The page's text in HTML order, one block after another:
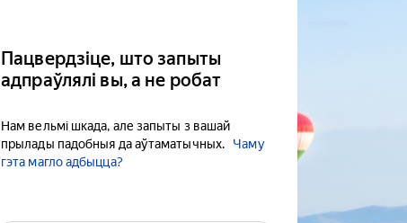
Пацвердзіце, што запыты
адпраўлялі вы, а не робат
Нам вельмі шкада, але запыты з вашай
прылады падобныя да аўтаматычных.
Чаму
гэта магло адбыцца?